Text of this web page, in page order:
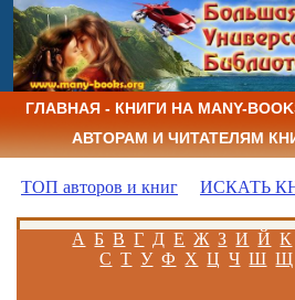
ГЛАВНАЯ - КНИГИ НА MANY-
АВТОРАМ И ЧИТАТЕЛЯМ
ТОП авторов и книг ИСКАТЬ
А Б В Г Д Е Ж З И Й К
С Т У Ф Х Ц Ч Ш Щ